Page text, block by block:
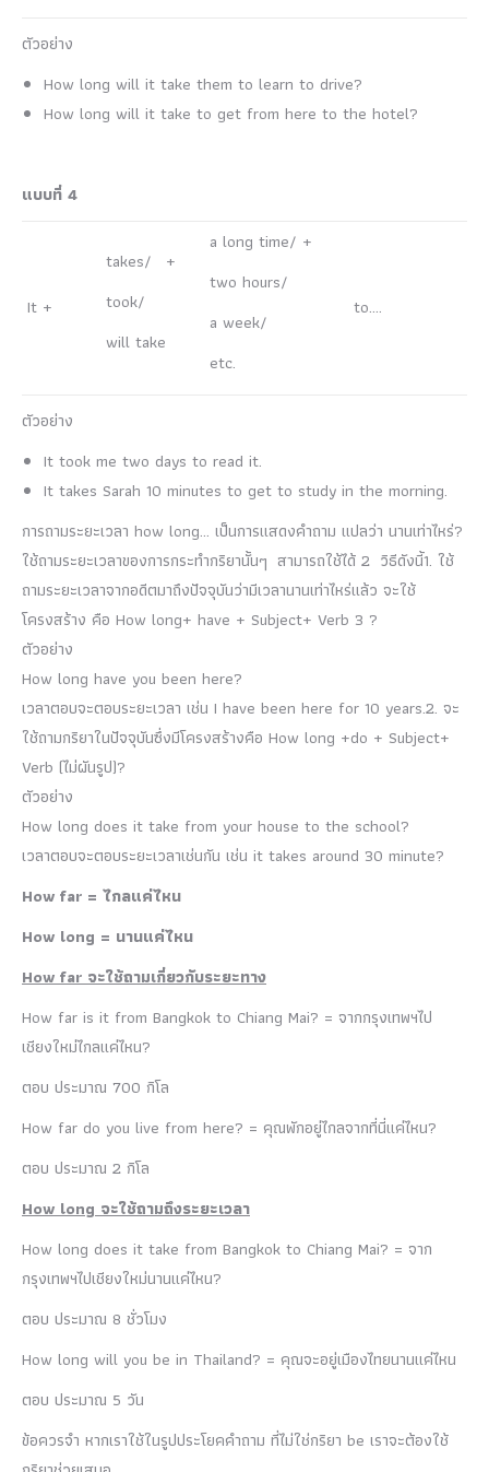
ตัวอย่าง
How long will it take them to learn to drive?
How long will it take to get from here to the hotel?
แบบที่ 4
It +
takes/ +
took/
will take
a long time/ +
two hours/
a week/
etc.
to….
ตัวอย่าง
It took me two days to read it.
It takes Sarah 10 minutes to get to study in the morning.
การถามระยะเวลา how long… เป็นการแสดงคำถาม แปลว่า นานเท่าไหร่?
ใช้ถามระยะเวลาของการกระทำกริยานั้นๆ สามารถใช้ได้ 2 วิธีดังนี้1. ใช้
ถามระยะเวลาจากอดีตมาถึงปัจจุบันว่ามีเวลานานเท่าไหร่แล้ว จะใช้
โครงสร้าง คือ How long+ have + Subject+ Verb 3 ?
ตัวอย่าง
How long have you been here?
เวลาตอบจะตอบระยะเวลา เช่น I have been here for 10 years.2. จะ
ใช้ถามกริยาในปัจจุบันซึ่งมีโครงสร้างคือ How long +do + Subject+
Verb (ไม่ผันรูป)?
ตัวอย่าง
How long does it take from your house to the school?
เวลาตอบจะตอบระยะเวลาเช่นกัน เช่น it takes around 30 minute?
How far = ไกลแค่ไหน
How long = นานแค่ไหน
How far จะใช้ถามเกี่ยวกับระยะทาง
How far is it from Bangkok to Chiang Mai? = จากกรุงเทพฯไป
เชียงใหม่ไกลแค่ไหน?
ตอบ ประมาณ 700 กิโล
How far do you live from here? = คุณพักอยู่ไกลจากที่นี่แค่ไหน?
ตอบ ประมาณ 2 กิโล
How long จะใช้ถามถึงระยะเวลา
How long does it take from Bangkok to Chiang Mai? = จาก
กรุงเทพฯไปเชียงใหม่นานแค่ไหน?
ตอบ ประมาณ 8 ชั่วโมง
How long will you be in Thailand? = คุณจะอยู่เมืองไทยนานแค่ไหน
ตอบ ประมาณ 5 วัน
ข้อควรจำ หากเราใช้ในรูปประโยคคำถาม ที่ไม่ใช่กริยา be เราจะต้องใช้